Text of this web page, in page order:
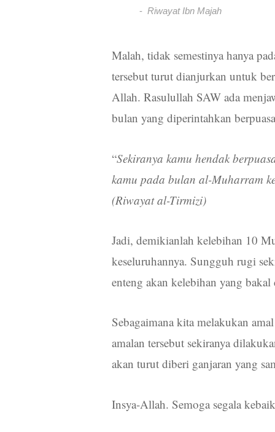
Riwayat Ibn Majah
Malah, tidak semestinya hanya
tersebut turut dianjurkan untuk
Allah. Rasulullah SAW ada
bulan yang diperintahkan
“Sekiranya kamu hendak
kamu pada bulan al-Muharram
(Riwayat al-Tirmizi)
Jadi, demikianlah kelebihan 10
keseluruhannya. Sungguh rugi
enteng akan kelebihan yang
Sebagaimana kita melakukan
amalan tersebut sekiranya
akan turut diberi ganjaran yang
Insya-Allah. Semoga segala